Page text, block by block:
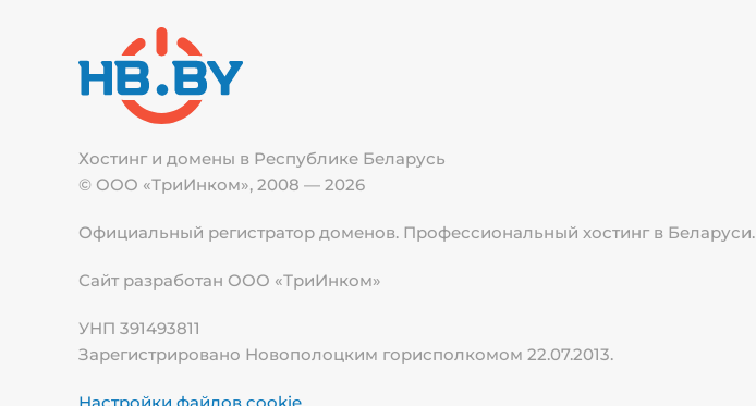
Хостинг и домены в Республике Беларусь
© ООО «ТриИнком», 2008 — 2026
Официальный регистратор доменов. Профессиональный хостинг в Беларуси.
Сайт разработан ООО «ТриИнком»
УНП 391493811
Зарегистрировано Новополоцким горисполкомом 22.07.2013.